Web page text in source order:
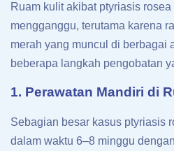
Ruam kulit akibat ptyriasis
mengganggu, terutama karena
merah yang muncul di berbagai
beberapa langkah pengobatan
1. Perawatan Mandiri di
Sebagian besar kasus ptyriasis
dalam waktu 6–8 minggu